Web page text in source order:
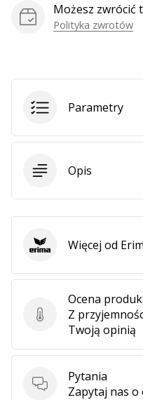
Możesz zwrócić
Polityka zwrotów
Parametry
Opis
Ocena produktu
Ocena
Z
Twoją opinią
Pytania
Pytania
Zapytaj nas o
Erima Więcej od